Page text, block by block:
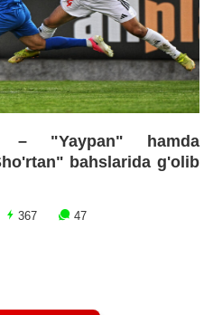
– "Yaypan" hamda
bahslarida g'olib
367 47